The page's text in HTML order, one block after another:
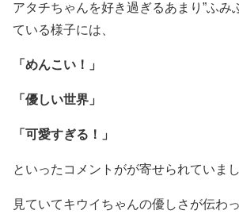
アタチちゃんを好き過ぎるあまり”ふみ
ている様子には、
「めんこい！」
「優しい世界」
「可愛すぎる！」
といったコメントがが寄せられていまし
見ていてキウイちゃんの優しさが伝わ